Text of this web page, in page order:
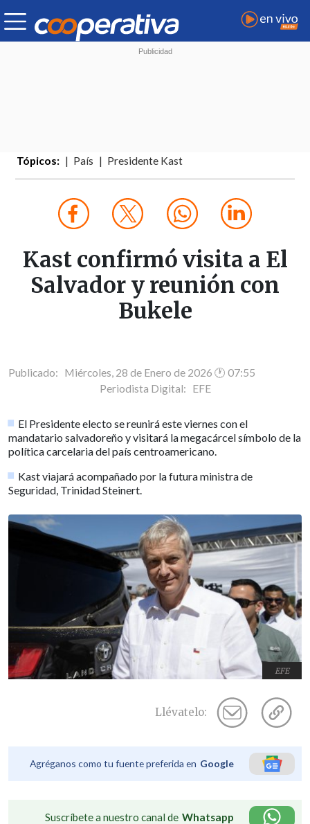
Tópicos: País Presidente Kast
Kast confirmó visita a El
Salvador y reunión con
Bukele
Publicado: Miércoles, 28 de Enero de 2026 🕐 07:55
Periodista Digital: EFE
El Presidente electo se reunirá este viernes con el
mandatario salvadoreño y visitará la megacárcel símbolo de la
política carcelaria del país centroamericano.
Kast viajará acompañado por la futura ministra de
Seguridad, Trinidad Steinert.
EFE
Llévatelo:
Agréganos como tu fuente preferida en Google
Suscríbete a nuestro canal de Whatsapp